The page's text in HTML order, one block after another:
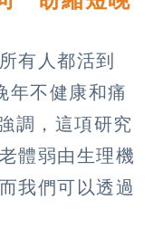
有人都活到
年不健康和痛
調，這項研究
體弱由生理機
我們可以透過